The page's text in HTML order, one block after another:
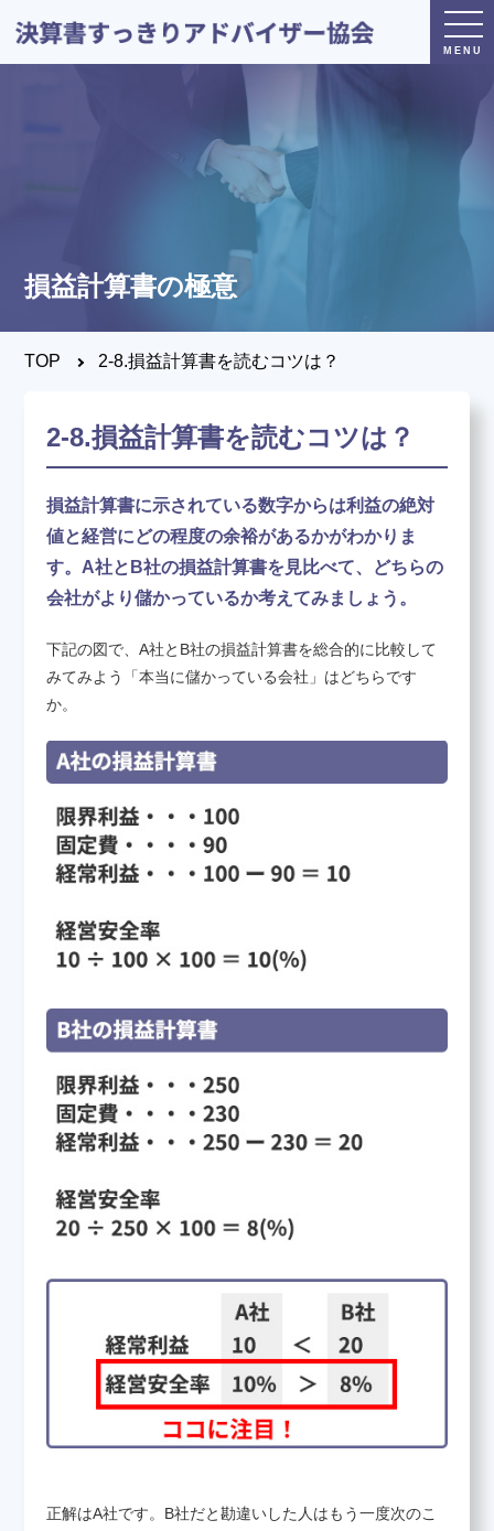
アドバイザー協会とは？
決算書すっきりアドバイザー とは？
養成講座のお申し込み
決算書について知りたい
損益計算書の極意
TOP 2-8.損益計算書を読むコツは？
2-8.損益計算書を読むコツは？
損益計算書に示されている数字からは利益の絶対
値と経営にどの程度の余裕があるかがわかりま
す。A社とB社の損益計算書を見比べて、どちらの
会社がより儲かっているか考えてみましょう。
下記の図で、A社とB社の損益計算書を総合的に比較して
みてみよう「本当に儲かっている会社」はどちらです
か。
正解はA社です。B社だと勘違いした人はもう一度次のこ